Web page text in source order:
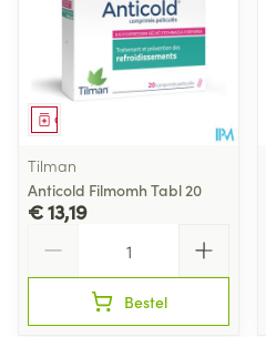
Geneesmiddel
Tilman
Anticold Filmomh Tabl 20
€ 13,19
Bestel